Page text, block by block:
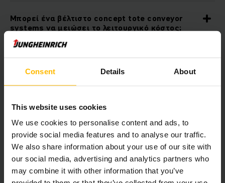
Consent Details About
This website uses cookies
We use cookies to personalise content and ads, to
provide social media features and to analyse our traffic.
We also share information about your use of our site with
our social media, advertising and analytics partners who
may combine it with other information that you’ve
Μπορεί ένα βέλτιστο concept tote conveyor
systems να μειώσει το λειτουργικό κόστος;
κιβωτίων της Jungheinrich με άλλα προϊόντα
μεταφοράς κιβωτίων στην υπάρχουσα IT
υποδομή μου;
Downloads